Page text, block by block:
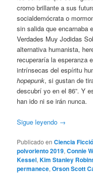
cromo brillante a sus
socialdemócrata o
sin salida que encarnaba
Verdades Muy Jodidas
alternativa humanista,
recuperaría la esperanza
intrínsecas del espíritu
hopepunk, si gustan de
descubrí yo en el 86”. Y
han ido ni se irán nunca.
Sigue leyendo →
Publicado en Ciencia
polvoriento 2019,Connie
Kessel,Kim Stanley
permanece,Orson Scott